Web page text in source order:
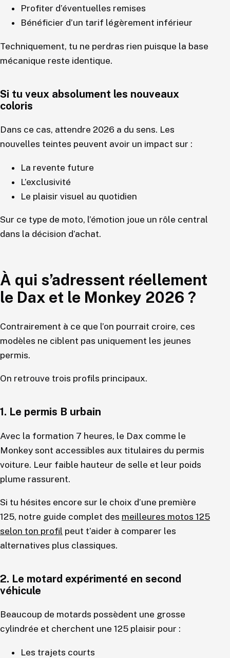
Profiter d’éventuelles remises
Bénéficier d’un tarif légèrement inférieur
Techniquement, tu ne perdras rien puisque la base
mécanique reste identique.
Si tu veux absolument les nouveaux
coloris
Dans ce cas, attendre 2026 a du sens. Les
nouvelles teintes peuvent avoir un impact sur :
La revente future
L’exclusivité
Le plaisir visuel au quotidien
Sur ce type de moto, l’émotion joue un rôle central
dans la décision d’achat.
À qui s’adressent réellement
le Dax et le Monkey 2026 ?
Contrairement à ce que l’on pourrait croire, ces
modèles ne ciblent pas uniquement les jeunes
permis.
On retrouve trois profils principaux.
1. Le permis B urbain
Avec la formation 7 heures, le Dax comme le
Monkey sont accessibles aux titulaires du permis
voiture. Leur faible hauteur de selle et leur poids
plume rassurent.
Si tu hésites encore sur le choix d’une première
125, notre guide complet des meilleures motos 125
selon ton profil peut t’aider à comparer les
alternatives plus classiques.
2. Le motard expérimenté en second
véhicule
Beaucoup de motards possèdent une grosse
cylindrée et cherchent une 125 plaisir pour :
Les trajets courts